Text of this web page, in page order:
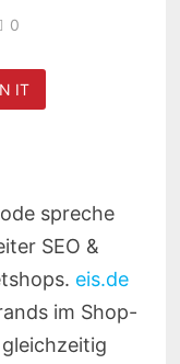
0
IT
spreche
SEO &
eis.de
im Shop-